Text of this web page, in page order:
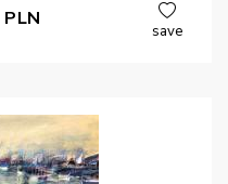
PLN
save